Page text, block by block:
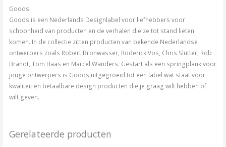
Goods
Goods is een Nederlands Designlabel voor liefhebbers voor
schoonheid van producten en de verhalen die ze tot stand lieten
komen. In de collectie zitten producten van bekende Nederlandse
ontwerpers zoals Robert Bronwasser, Roderick Vos, Chris Slutter, Rob
Brandt, Tom Haas en Marcel Wanders. Gestart als een springplank voor
jonge ontwerpers is Goods uitgegroeid tot een label wat staat voor
kwaliteit en betaalbare design producten die je graag wilt hebben of
wilt geven.
Gerelateerde producten